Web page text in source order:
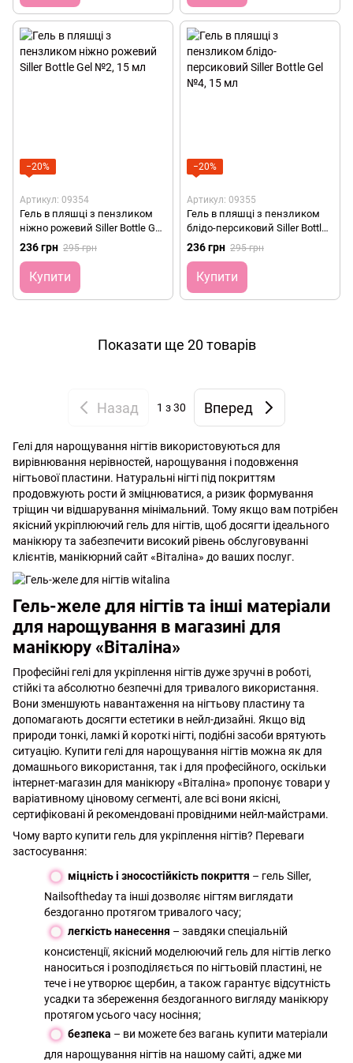
−20%
Артикул: 09354
Гель в пляшці з пензликом
ніжно рожевий Siller Bottle Gel
№2, 15 мл
236 грн 295 грн
Купити
−20%
Артикул: 09355
Гель в пляшці з пензликом
блідо-персиковий Siller Bottle
Gel №4, 15 мл
236 грн 295 грн
Купити
Показати ще 20 товарів
Назад 1 з 30 Вперед
Гелі для нарощування нігтів використовуються для
вирівнювання нерівностей, нарощування і подовження
нігтьової пластини. Натуральні нігті під покриттям
продовжують рости й зміцнюватися, а ризик формування
тріщин чи відшарування мінімальний. Тому якщо вам потрібен
якісний укріплюючий гель для нігтів, щоб досягти ідеального
манікюру та забезпечити високий рівень обслуговуванні
клієнтів, манікюрний сайт «Віталіна» до ваших послуг.
Гель-желе для нігтів та інші матеріали
для нарощування в магазині для
манікюру «Віталіна»
Професійні гелі для укріплення нігтів дуже зручні в роботі,
стійкі та абсолютно безпечні для тривалого використання.
Вони зменшують навантаження на нігтьову пластину та
допомагають досягти естетики в нейл-дизайні. Якщо від
природи тонкі, ламкі й короткі нігті, подібні засоби врятують
ситуацію. Купити гелі для нарощування нігтів можна як для
домашнього використання, так і для професійного, оскільки
інтернет-магазин для манікюру «Віталіна» пропонує товари у
варіативному ціновому сегменті, але всі вони якісні,
сертифіковані й рекомендовані провідними нейл-майстрами.
Чому варто купити гель для укріплення нігтів? Переваги
застосування:
міцність і зносостійкість покриття – гель Siller,
Nailsoftheday та інші дозволяє нігтям виглядати
бездоганно протягом тривалого часу;
легкість нанесення – завдяки спеціальній
консистенції, якісний моделюючий гель для нігтів легко
наноситься і розподіляється по нігтьовій пластині, не
тече і не утворює щербин, а також гарантує відсутність
усадки та збереження бездоганного вигляду манікюру
протягом усього часу носіння;
безпека – ви можете без вагань купити матеріали
для нарощування нігтів на нашому сайті, адже ми